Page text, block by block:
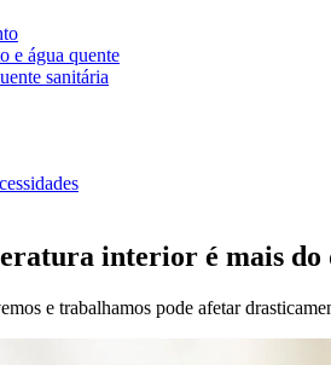
e água quente
sanitária
interior é mais do
e trabalhamos pode afetar